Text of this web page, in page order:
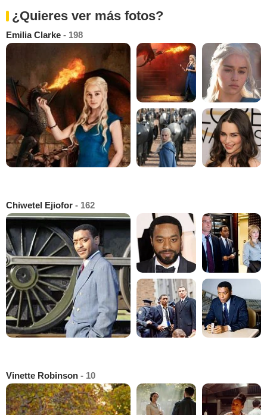
¿Quieres ver más fotos?
Emilia Clarke - 198
Chiwetel Ejiofor - 162
Vinette Robinson - 10